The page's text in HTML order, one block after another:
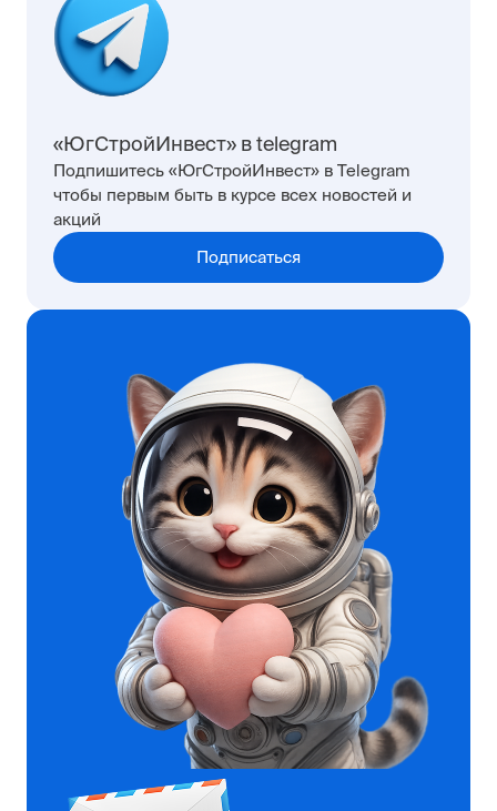
«ЮгСтройИнвест» в telegram
Подпишитесь «ЮгСтройИнвест» в Telegram
чтобы первым быть в курсе всех новостей и
акций
Подписаться